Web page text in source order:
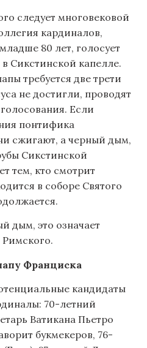
следует многовековой
кардиналов,
80 лет, голосует
Сикстинской капелле.
требуется две трети
не достигли, проводят
Если
понтифика
сжигают, а черный дым,
Сикстинской
тем, кто смотрит
в соборе Святого
дым, это означает
Франциска
кандидаты
70-летний
Ватикана Пьетро
букмекеров, 76-